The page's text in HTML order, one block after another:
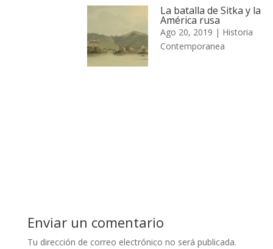
La batalla de Sitka y la
América rusa
Ago 20, 2019 | Historia
Contemporanea
Enviar un comentario
Tu dirección de correo electrónico no será publicada.